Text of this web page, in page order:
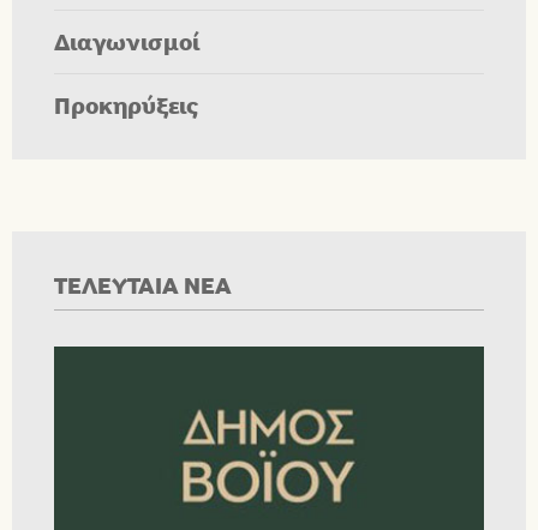
Διαγωνισμοί
Προκηρύξεις
ΤΕΛΕΥΤΑΙΑ ΝΕΑ